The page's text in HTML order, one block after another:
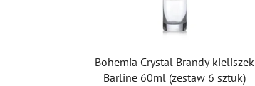
Bohemia Crystal Brandy kieliszek
Barline 60ml (zestaw 6 sztuk)